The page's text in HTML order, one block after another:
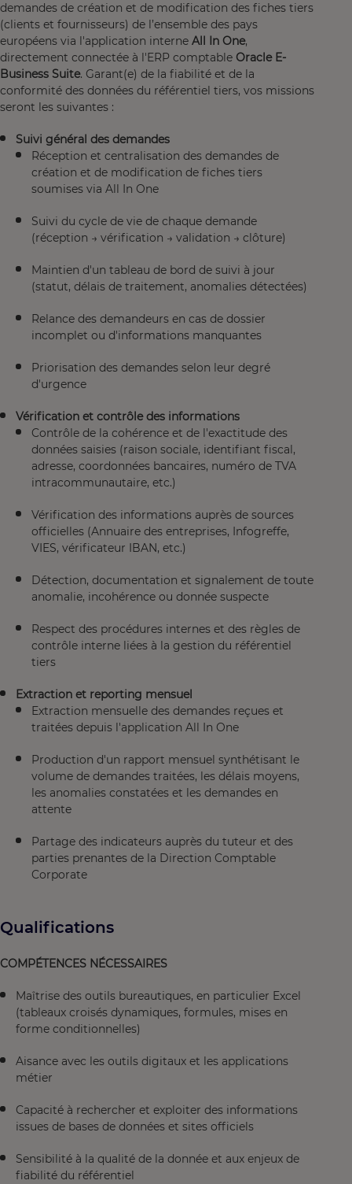
demandes de création et de modification des fiches tiers
(clients et fournisseurs) de l’ensemble des pays
européens via l'application interne All In One,
directement connectée à l'ERP comptable Oracle E-
Business Suite. Garant(e) de la fiabilité et de la
conformité des données du référentiel tiers, vos missions
seront les suivantes :
Suivi général des demandes
Réception et centralisation des demandes de
création et de modification de fiches tiers
soumises via All In One
Suivi du cycle de vie de chaque demande
(réception → vérification → validation → clôture)
Maintien d'un tableau de bord de suivi à jour
(statut, délais de traitement, anomalies détectées)
Relance des demandeurs en cas de dossier
incomplet ou d'informations manquantes
Priorisation des demandes selon leur degré
d'urgence
Vérification et contrôle des informations
Contrôle de la cohérence et de l'exactitude des
données saisies (raison sociale, identifiant fiscal,
adresse, coordonnées bancaires, numéro de TVA
intracommunautaire, etc.)
Vérification des informations auprès de sources
officielles (Annuaire des entreprises, Infogreffe,
VIES, vérificateur IBAN, etc.)
Détection, documentation et signalement de toute
anomalie, incohérence ou donnée suspecte
Respect des procédures internes et des règles de
contrôle interne liées à la gestion du référentiel
tiers
Extraction et reporting mensuel
Extraction mensuelle des demandes reçues et
traitées depuis l'application All In One
Production d'un rapport mensuel synthétisant le
volume de demandes traitées, les délais moyens,
les anomalies constatées et les demandes en
attente
Partage des indicateurs auprès du tuteur et des
parties prenantes de la Direction Comptable
Corporate
Qualifications
COMPÉTENCES NÉCESSAIRES
Maîtrise des outils bureautiques, en particulier Excel
(tableaux croisés dynamiques, formules, mises en
forme conditionnelles)
Aisance avec les outils digitaux et les applications
métier
Capacité à rechercher et exploiter des informations
issues de bases de données et sites officiels
Sensibilité à la qualité de la donnée et aux enjeux de
fiabilité du référentiel